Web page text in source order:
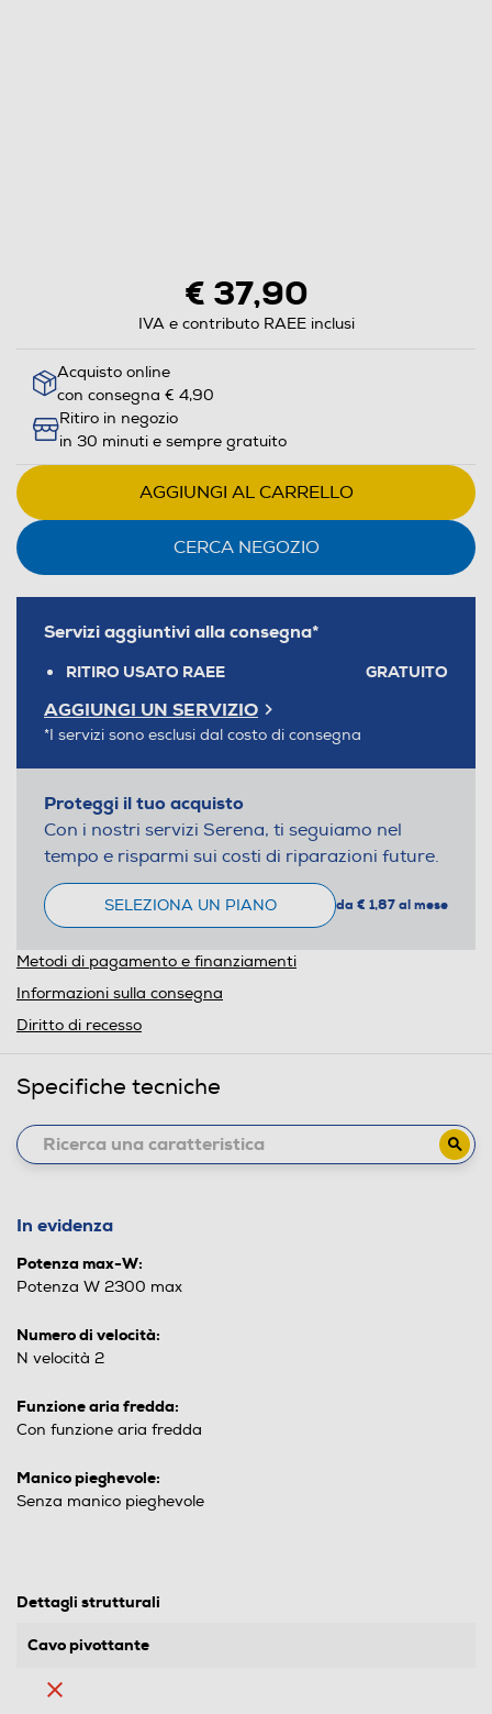
€ 37,90
IVA e contributo RAEE inclusi
Acquisto online
con consegna € 4,90
Ritiro in negozio
in 30 minuti e sempre gratuito
AGGIUNGI AL CARRELLO
CERCA NEGOZIO
Servizi aggiuntivi alla consegna*
RITIRO USATO RAEE GRATUITO
AGGIUNGI UN SERVIZIO
*I servizi sono esclusi dal costo di consegna
Proteggi il tuo acquisto
Con i nostri servizi Serena, ti seguiamo nel
tempo e risparmi sui costi di riparazioni future.
SELEZIONA UN PIANO da € 1,87 al mese
Metodi di pagamento e finanziamenti
Informazioni sulla consegna
Diritto di recesso
Specifiche tecniche
In evidenza
Potenza max-W:
Potenza W 2300 max
Numero di velocità:
N velocità 2
Funzione aria fredda:
Con funzione aria fredda
Manico pieghevole:
Senza manico pieghevole
Dettagli strutturali
Cavo pivottante